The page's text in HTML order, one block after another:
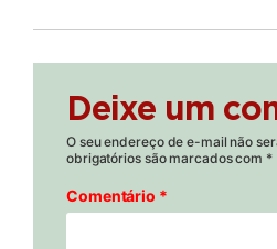
Deixe um
O seu endereço de e-mail não
obrigatórios são marcados com *
Comentário *